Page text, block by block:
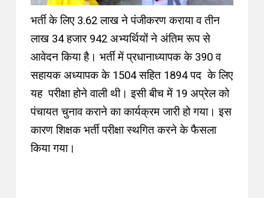
भर्ती के लिए 3.62 लाख ने पंजीकरण कराया व तीन
लाख 34 हजार 942 अभ्यर्थियों ने अंतिम रूप से
आवेदन किया है। भर्ती में प्रधानाध्यापक के 390 व
सहायक अध्यापक के 1504 सहित 1894 पद के लिए
यह परीक्षा होने वाली थी। इसी बीच में 19 अप्रेल को
पंचायत चुनाव कराने का कार्यक्रम जारी हो गया। इस
कारण शिक्षक भर्ती परीक्षा स्थगित करने के फैसला
किया गया।